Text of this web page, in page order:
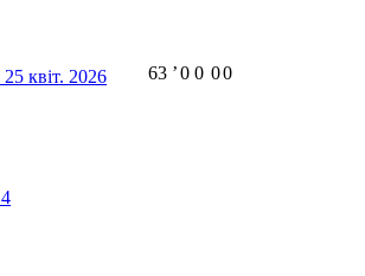
25 квіт. 2026
4
63 ʼ0 0 00